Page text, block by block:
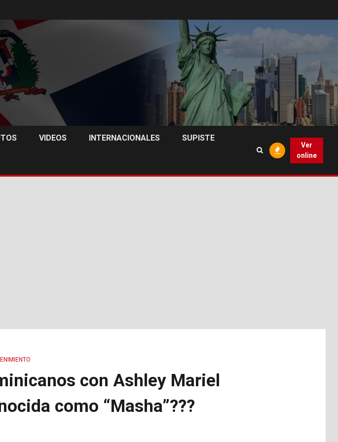
VIDEOS INTERNACIONALES SUPISTE
Ver
online
con Ashley Mariel
como “Masha”???